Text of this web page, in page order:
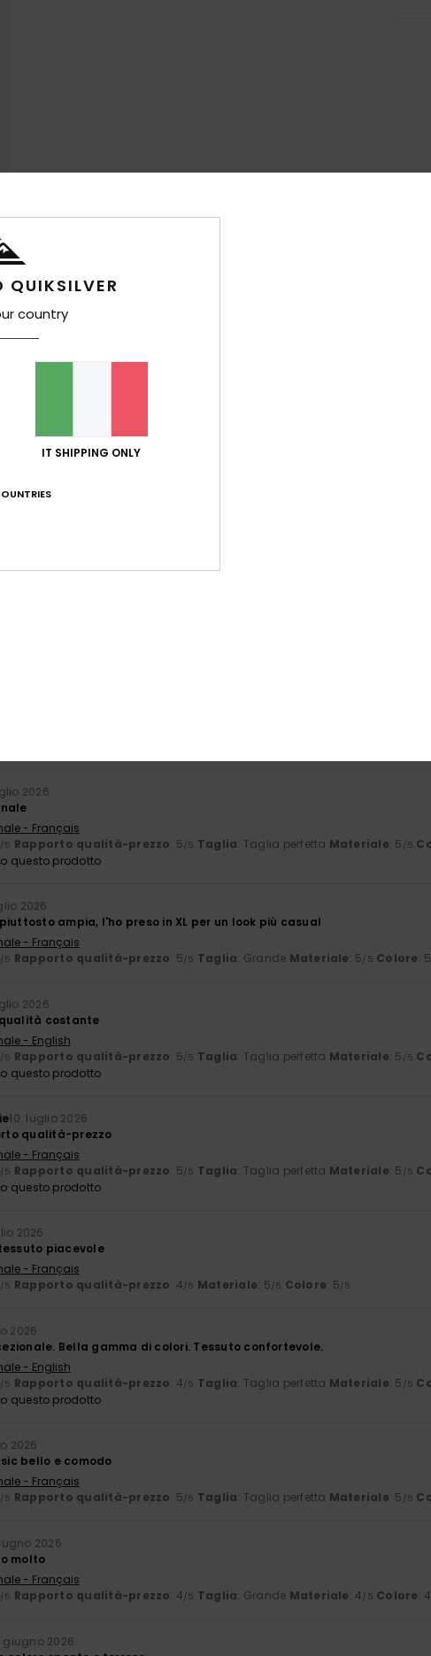
4.6
2026
- Français
/5 Rapporto qualità-prezzo: 5/5 Taglia: Taglia perfetta Materiale: 5 /5
questo prodotto
2026
ampia, l'ho preso in XL per un look più casual
- Français
/5 Rapporto qualità-prezzo: 5/5 Taglia: Grande Materiale: 5/5 Colore: 5
2026
costante
- English
/5 Rapporto qualità-prezzo: 5/5 Taglia: Taglia perfetta Materiale: 5 /5
questo prodotto
10. luglio 2026
qualità-prezzo
- Français
/5 Rapporto qualità-prezzo: 5/5 Taglia: Taglia perfetta Materiale: 5 /5
questo prodotto
2026
piacevole
- Français
/5 Rapporto qualità-prezzo: 4/5 Materiale: 5/5 Colore: 5/5
2026
Bella gamma di colori. Tessuto confortevole.
- English
/5 Rapporto qualità-prezzo: 4/5 Taglia: Taglia perfetta Materiale: 5 /5
questo prodotto
2026
bello e comodo
- Français
/5 Rapporto qualità-prezzo: 5/5 Taglia: Taglia perfetta Materiale: 5 /5
2026
molto
- Français
/5 Rapporto qualità-prezzo: 4/5 Taglia: Grande Materiale: 4/5 Colore: 4
giugno 2026
QUIKSILVER
country
IT SHIPPING ONLY